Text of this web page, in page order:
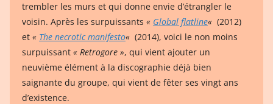
trembler les murs et qui donne envie d’étrangler le
voisin. Après les surpuissants « Global flatline« (2012)
et « The necrotic manifesto« (2014), voici le non moins
surpuissant « Retrogore », qui vient ajouter un
neuvième élément à la discographie déjà bien
saignante du groupe, qui vient de fêter ses vingt ans
d’existence.